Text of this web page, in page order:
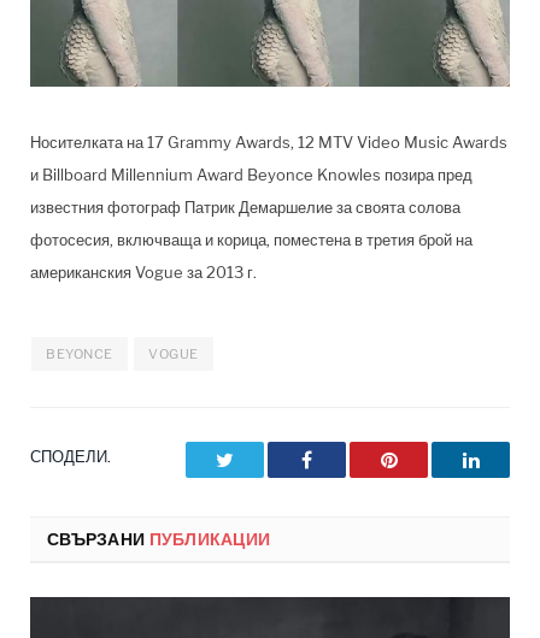
Носителката на 17 Grammy Awards, 12 MTV Video Music Awards
и Billboard Millennium Award Beyonce Knowles позира пред
известния фотограф Патрик Демаршелие за своята солова
фотосесия, включваща и корица, поместена в третия брой на
американския Vogue за 2013 г.
BEYONCE VOGUE
СПОДЕЛИ. Facebook Pinterest
СВЪРЗАНИ ПУБЛИКАЦИИ